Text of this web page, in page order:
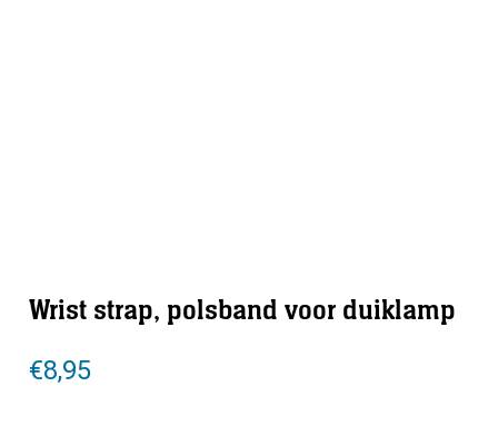
Wrist strap, polsband voor duiklamp
€8,95